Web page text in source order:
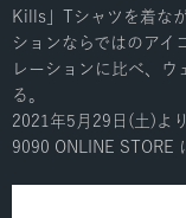
Kills」Tシャツを着な
ションならではのアイ
レーションに比べ、ウ
る。
2021年5月29日(土)よ
9090 ONLINE STORE